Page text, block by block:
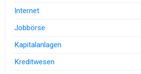
Internet
Jobbörse
Kapitalanlagen
Kreditwesen